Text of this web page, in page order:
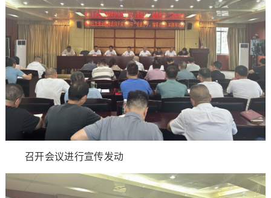
召开会议进行宣传发动